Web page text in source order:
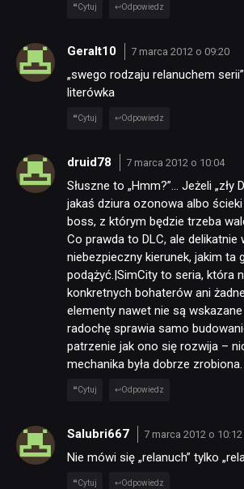
Cytuj Odpowiedz
Geralt10 7 marca 2012 o 09:20
„swego rodzaju relanuchem
literówka
Cytuj Odpowiedz
druid78 7 marca 2012 o 10:04
Słuszne to „Hmm?”… Jeżeli „zły
jakaś dziura ozonowa albo
boss, z którym będzie trzeba
Co prawda to DLC, ale delikatnie
niebezpieczny kierunek, jakim ta
podążyć.|SimCity to seria, która
konkretnych bohaterów ani
elementy nawet nie są
radochę sprawia samo
patrzenie jak ono się rozwija –
mechanika była dobrze zrobiona.
Cytuj Odpowiedz
Salubri667 7 marca 2012 o 10:12
Nie mówi się „relanuch” tylko
Cytuj Odpowiedz